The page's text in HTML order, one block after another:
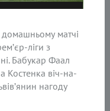
матчі
ліги з
БабукарФаал
Костенка віч-на-
нагоду